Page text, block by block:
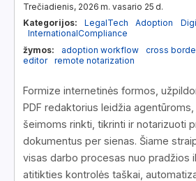
Trečiadienis, 2026 m. vasario 25 d.
Kategorijos:
LegalTech Adoption
InternationalCompliance
žymos:
adoption workflow cross
editor
remote notarization
Formize internetinės formos,
PDF redaktorius leidžia
šeimoms rinkti, tikrinti ir notarizuoti
dokumentus per sienas. Šiame
visas darbo procesas nuo pradžios
atitikties kontrolės taškai,